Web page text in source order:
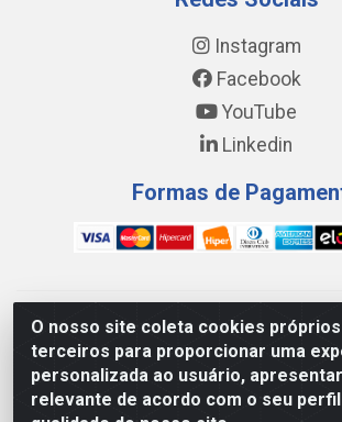
O nosso site coleta cookies
terceiros para proporcionar uma
personalizada ao usuário,
relevante de acordo com o seu
Instagram
Facebook
YouTube
Linkedin
Formas de
WING DISTRIBUIDORA COMÉRCIO E
DE CONSTRUÇÕES LTDA - AV. DA
PATRÍCIA GOMES, CAUCAIA/CE - CEP
17.523.384/0001-20